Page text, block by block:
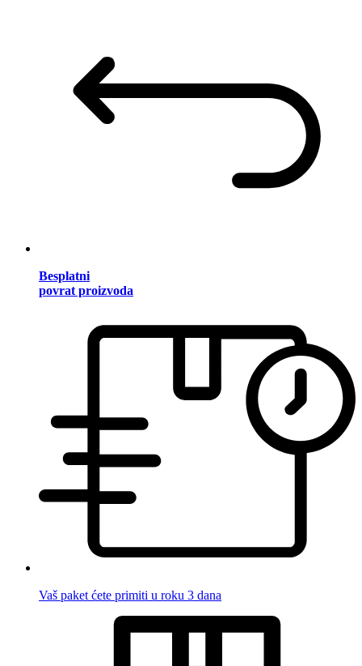
Besplatni
povrat proizvoda
Vaš paket ćete primiti u roku 3 dana